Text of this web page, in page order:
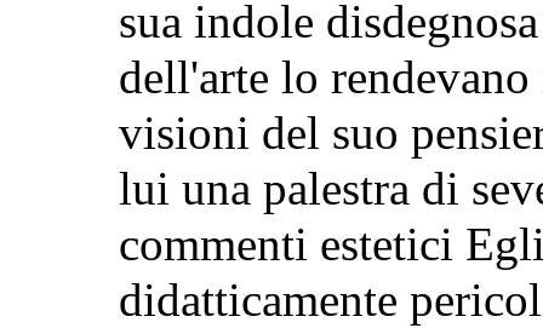
sua indole
dell'arte lo
visioni del suo
lui una palestra di
commenti estetici
didatticamente